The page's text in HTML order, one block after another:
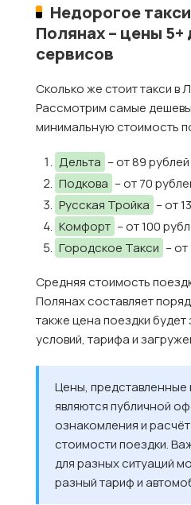
Недорогое
Полянах – цены
сервисов
Сколько же стоит такси в
Рассмотрим самые
минимальную стоимость
Дельта – от 89 рублей
Подкова – от 70
Русская Тройка – от
Комфорт – от 100
Городское Такси –
Средняя стоимость
Полянах составляет
также цена поездки
условий, тарифа и
Цены, представленные
являются публичной
ознакомления и
стоимости поездки.
для разных ситуаций
разный тариф и